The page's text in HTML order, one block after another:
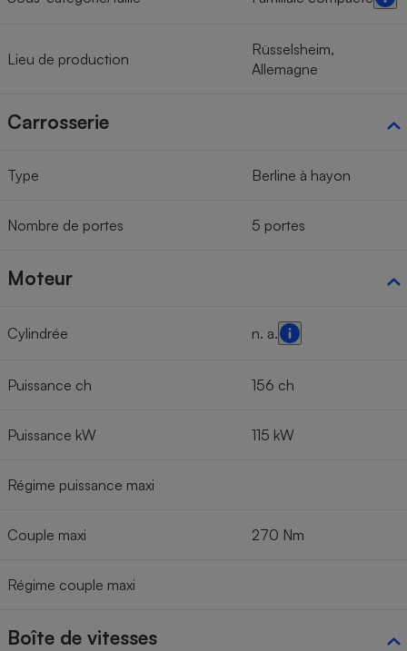
Lieu de production
Rüsselsheim,
Allemagne
Carrosserie
Type Berline à hayon
Nombre de portes 5 portes
Moteur
Cylindrée n. a.
Puissance ch 156 ch
Puissance kW 115 kW
Régime puissance maxi
Couple maxi 270 Nm
Régime couple maxi
Boîte de vitesses